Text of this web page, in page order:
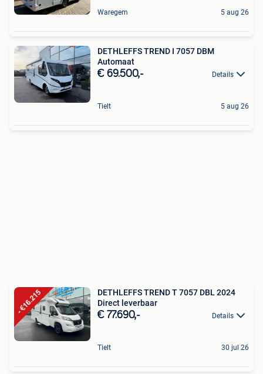
Waregem 5 aug 26
DETHLEFFS TREND I 7057 DBM
Automaat
€ 69.500,- Details
Tielt 5 aug 26
DETHLEFFS TREND T 7057 DBL 2024
Direct leverbaar
€ 77.690,- Details
Tielt 30 jul 26